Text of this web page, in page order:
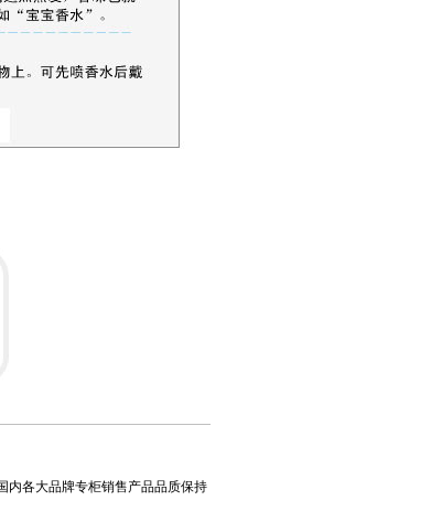
内各大品牌专柜销售产品品质保持